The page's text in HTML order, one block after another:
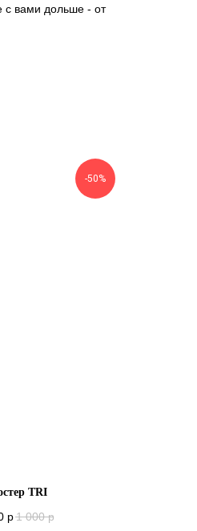
с вами дольше - от
-50%
TRI
р1 000 р